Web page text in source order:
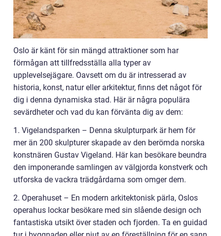
Oslo är känt för sin mängd attraktioner som har
förmågan att tillfredsställa alla typer av
upplevelsejägare. Oavsett om du är intresserad av
historia, konst, natur eller arkitektur, finns det något för
dig i denna dynamiska stad. Här är några populära
sevärdheter och vad du kan förvänta dig av dem:
1. Vigelandsparken – Denna skulpturpark är hem för
mer än 200 skulpturer skapade av den berömda norska
konstnären Gustav Vigeland. Här kan besökare beundra
den imponerande samlingen av välgjorda konstverk och
utforska de vackra trädgårdarna som omger dem.
2. Operahuset – En modern arkitektonisk pärla, Oslos
operahus lockar besökare med sin slående design och
fantastiska utsikt över staden och fjorden. Ta en guidad